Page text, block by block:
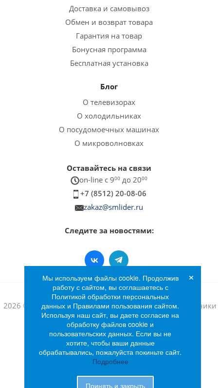
Доставка и самовывоз
Обмен и возврат товара
Гарантия на товар
Бонусная программа
Бесплатная установка
Блог
О телевизорах
О холодильниках
О посудомоечных машинах
О микроволновках
Оставайтесь на связи
on-line c 900 до 2000
+7 (8512) 20-08-06
zakaz@smlider.ru
Следите за новостями:
2026 © Интернет-магазин бытовой техники и электроники
«Лидер»
Мы используем файлы cookie. Продолжив
работу с сайтом, вы соглашаетесь с
Политикой обработки персональных
данных и Правилами пользования сайтом.
Используя наш сайт, вы даете согласие на
обработку файлов cookie и
пользовательских данных. Если вы не
хотите, чтобы ваши данные
обрабатывались, пожалуйста покиньте сайт.
Подробнее
Принять и закрыть
×